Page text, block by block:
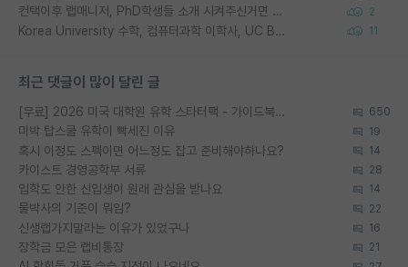
컨택이후 랩매니저, PhD학생들 소개 시켜주신거면 거의 컨펌에 가깝나요? 2
Korea University 수학, 컴퓨터과학 이학사, UC Berkeley 산업공학 대학원 공학박사가 되는 것은 쉽지 않겠죠? 11
최근 댓글이 많이 달린 글
[무료] 2026 미국 대학원 유학 스타터팩 - 가이드북 & 합격자 컨택메일 템플릿 650
미박 탑스쿨 유학이 빡세진 이유 19
혹시 이정도 스펙이면 어느정도 잡고 준비해야하나요? 14
카이스트 경영공학부 서류 28
입학도 안한 신입생이 원래 관심을 받나요 14
물박사의 기준이 뭐임? 22
신생랩가지말라는 이유가 있었구나 16
장학금 모은 랩비통장 21